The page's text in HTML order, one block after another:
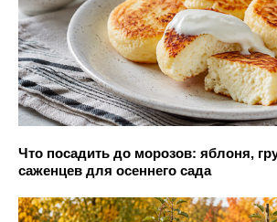
Что посадить до морозов: яблоня,
саженцев для осеннего сада